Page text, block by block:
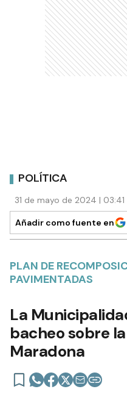
POLÍTICA
31 de mayo de 2024 |
Añadir como fuente en
PLAN DE
PAVIMENTADAS
La
bacheo sobre
Maradona